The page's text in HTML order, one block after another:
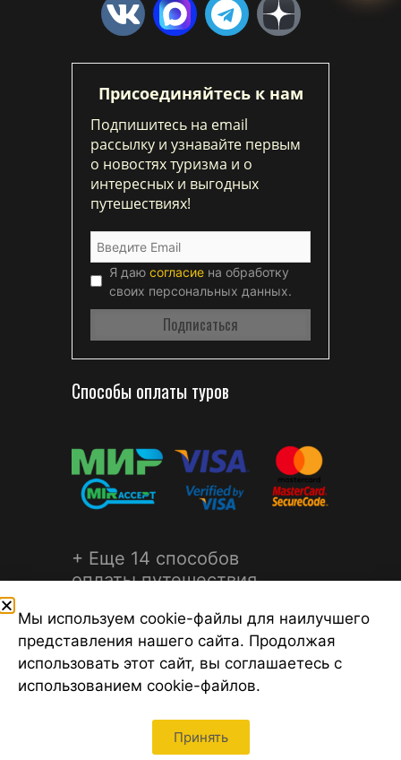
Присоединяйтесь к нам
Подпишитесь на email
рассылку и узнавайте первым
о новостях туризма и о
интересных и выгодных
путешествиях!
Я даю согласие на обработку
своих персональных данных.
Способы оплаты туров
+ Еще 14 способов
оплаты путешествия
©2026 Турагентство Турсфера - Поиск туров от надежных
Мы используем cookie-файлы для наилучшего
представления нашего сайта. Продолжая
использовать этот сайт, вы соглашаетесь с
использованием cookie-файлов.
Принять